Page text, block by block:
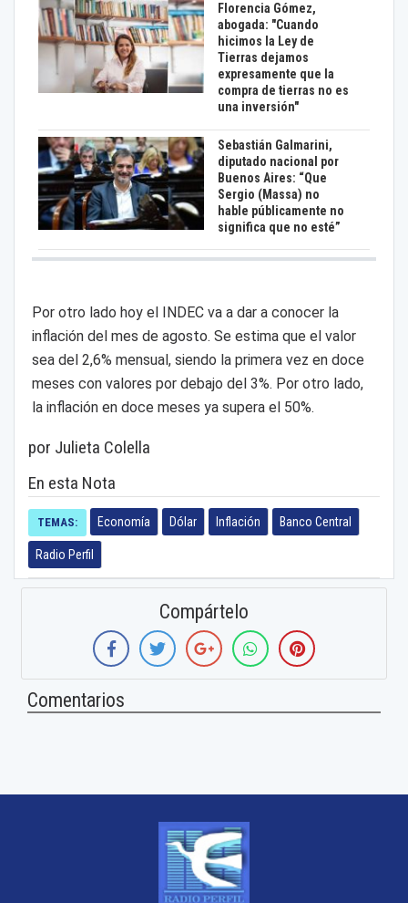
Florencia Gómez,
abogada: "Cuando
hicimos la Ley de
Tierras dejamos
expresamente que la
compra de tierras no es
una inversión"
Sebastián Galmarini,
diputado nacional por
Buenos Aires: “Que
Sergio (Massa) no
hable públicamente no
significa que no esté”
Por otro lado hoy el INDEC va a dar a conocer la
inflación del mes de agosto. Se estima que el valor
sea del 2,6% mensual, siendo la primera vez en doce
meses con valores por debajo del 3%. Por otro lado,
la inflación en doce meses ya supera el 50%.
por Julieta Colella
En esta Nota
TEMAS: Economía Dólar Inflación Banco Central
Radio Perfil
Compártelo
Comentarios